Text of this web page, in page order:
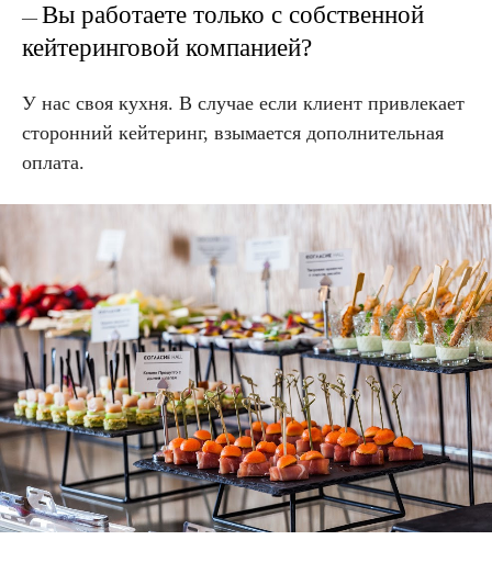
— Вы работаете только с собственной
кейтеринговой компанией?
У нас своя кухня. В случае если клиент привлекает
сторонний кейтеринг, взымается дополнительная
оплата.